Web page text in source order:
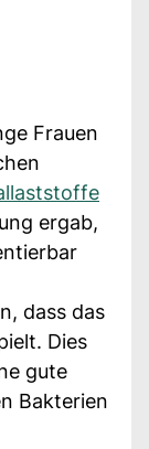
Frauen
ergab,
dass das
Dies
gute
Bakterien